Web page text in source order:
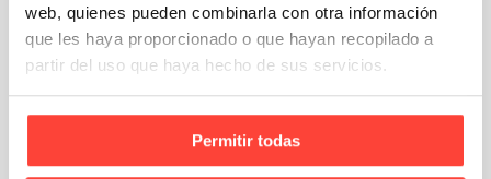
web, quienes pueden combinarla con otra información
que les haya proporcionado o que hayan recopilado a
partir del uso que haya hecho de sus servicios.
Permitir todas
Estamos aquí para ayudarte a hacer las
cosas más fáciles 🙂